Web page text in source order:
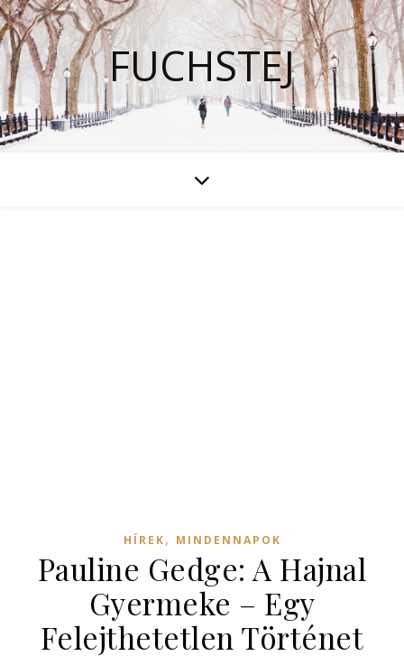
FUCHSTEJ
HÍREK, MINDENNAPOK
Pauline Gedge: A Hajnal
Gyermeke – Egy
Felejthetetlen Történet